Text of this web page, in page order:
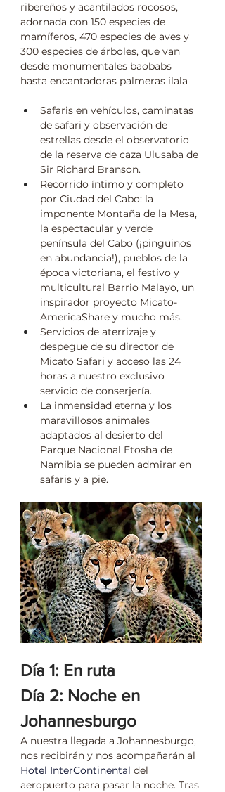
ribereños y acantilados rocosos,
adornada con 150 especies de
mamíferos, 470 especies de aves y
300 especies de árboles, que van
desde monumentales baobabs
hasta encantadoras palmeras ilala
Safaris en vehículos, caminatas
de safari y observación de
estrellas desde el observatorio
de la reserva de caza Ulusaba de
Sir Richard Branson.
Recorrido íntimo y completo
por Ciudad del Cabo: la
imponente Montaña de la Mesa,
la espectacular y verde
península del Cabo (¡pingüinos
en abundancia!), pueblos de la
época victoriana, el festivo y
multicultural Barrio Malayo, un
inspirador proyecto Micato-
AmericaShare y mucho más.
Servicios de aterrizaje y
despegue de su director de
Micato Safari y acceso las 24
horas a nuestro exclusivo
servicio de conserjería.
La inmensidad eterna y los
maravillosos animales
adaptados al desierto del
Parque Nacional Etosha de
Namibia se pueden admirar en
safaris y a pie.
Día 1: En ruta
Día 2: Noche en
Johannesburgo
A nuestra llegada a Johannesburgo,
nos recibirán y nos acompañarán al
Hotel InterContinental del
aeropuerto para pasar la noche. Tras